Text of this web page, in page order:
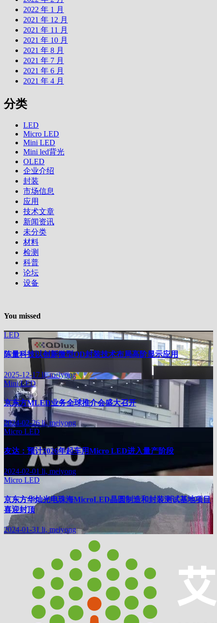
2022 年 1 月
2021 年 12 月
2021 年 11 月
2021 年 10 月
2021 年 8 月
2021 年 7 月
2021 年 6 月
2021 年 4 月
分类
LED
Micro LED
Mini LED
Mini led背光
OLED
企业介绍
封装
市场信息
应用
技术文章
新闻资讯
未分类
材料
检测
科普
论坛
设备
You missed
LED
陈量科技以创新微型QD封装技术布局高阶显示应用
2025-12-17 li, meiyong
Mini LED
京东方MLED业务全球推介会盛大召开
2024-02-26li, meiyong
Micro LED
友达：预计2026年起车用Micro LED进入量产阶段
2024-02-01 li, meiyong
Micro LED
京东方华灿光电珠海MicroLED晶圆制造和封装测试基地项目
喜迎封顶
2024-01-31 li, meiyong